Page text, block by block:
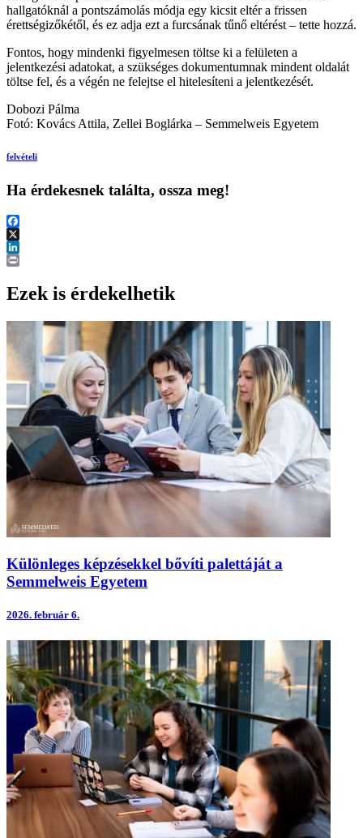
hallgatóknál a pontszámolás módja egy kicsit eltér a frissen
érettségizőkétől, és ez adja ezt a furcsának tűnő eltérést – tette hozzá.
Fontos, hogy mindenki figyelmesen töltse ki a felületen a
jelentkezési adatokat, a szükséges dokumentumnak mindent oldalát
töltse fel, és a végén ne felejtse el hitelesíteni a jelentkezését.
Dobozi Pálma
Fotó: Kovács Attila, Zellei Boglárka – Semmelweis Egyetem
felvételi
Ha érdekesnek találta, ossza meg!
Facebook
X
LinkedIn
Ezek is érdekelhetik
Különleges képzésekkel bővíti palettáját a
Semmelweis Egyetem
2026. február 6.